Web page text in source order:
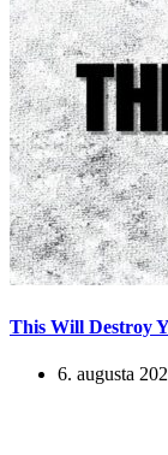
This Will Destroy
6. augusta